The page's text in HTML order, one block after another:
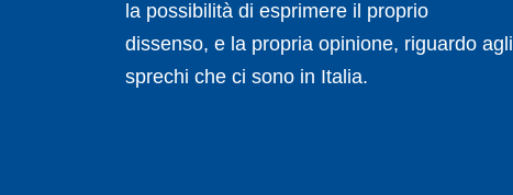
la possibilità di esprimere il proprio
dissenso, e la propria opinione, riguardo agli
sprechi che ci sono in Italia.